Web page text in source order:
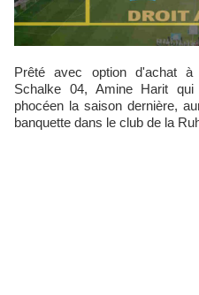
Prêté avec option d'achat à l'Olympique de Marseille par
Schalke 04, Amine Harit
phocéen la saison dernière,
banquette dans le club de la